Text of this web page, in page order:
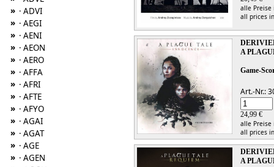
» · ADVI
» · AEGI
» · AENI
» · AEON
» · AERO
» · AFFA
» · AFRI
» · AFTE
» · AFYO
» · AGAI
» · AGAT
» · AGE
» · AGEN
alle
all prices
A
Game-
Art.-Nr.:
24,99 €
alle
all prices
A